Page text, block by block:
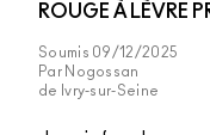
ROUGE À LÈVRE
Soumis 09/12/2025
Par Nogossan
de Ivry-sur-Seine